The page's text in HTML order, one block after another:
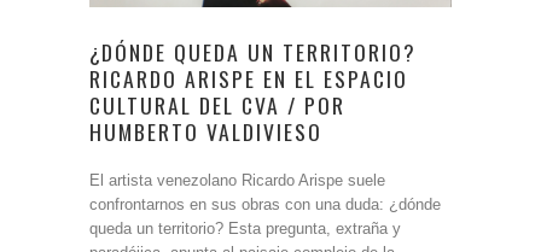
¿DÓNDE QUEDA UN TERRITORIO?
RICARDO ARISPE EN EL ESPACIO
CULTURAL DEL CVA / POR
HUMBERTO VALDIVIESO
El artista venezolano Ricardo Arispe suele
confrontarnos en sus obras con una duda: ¿dónde
queda un territorio? Esta pregunta, extraña y